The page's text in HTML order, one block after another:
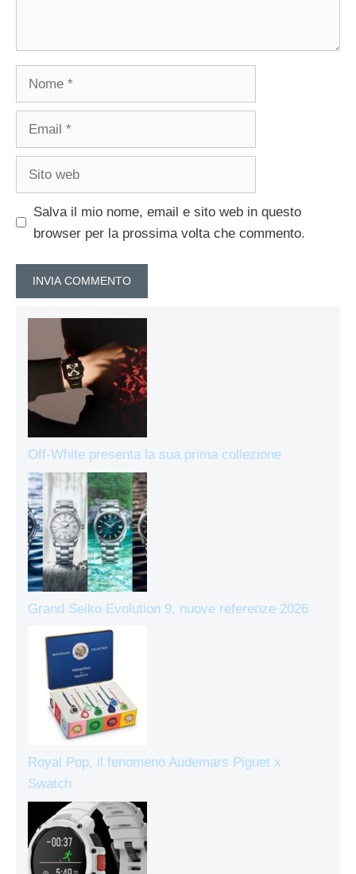
Nome
Email
Sito
Salva il mio nome, email e sito web in questo
browser per la prossima volta che commento.
Off-White presenta la sua prima collezione
Grand Seiko Evolution 9, nuove referenze 2026
Royal Pop, il fenomeno Audemars Piguet x
Swatch